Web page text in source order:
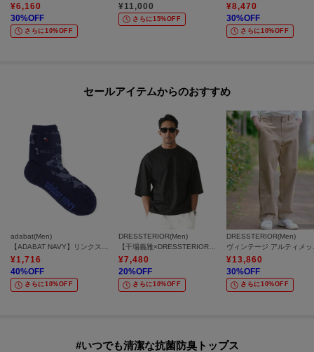
¥6,160
30%OFF
さらに10%OFF
¥11,000
さらに15%OFF
¥8,470
30%OFF
さらに10%OFF
セールアイテムからのおすすめ
adabat(Men)
【ADABAT NAVY】リンクスショートソックス
¥1,716
40%OFF
さらに10%OFF
DRESSTERIOR(Men)
【干場義雅×DRESSTERIOR】ICE CLEAR COTTON Tシャツ
¥7,480
20%OFF
さらに10%OFF
DRESSTERIOR(Men)
ヴィ
¥13,860
30%OFF
さらに10%OFF
#いつでも清潔な抗菌防臭トップス